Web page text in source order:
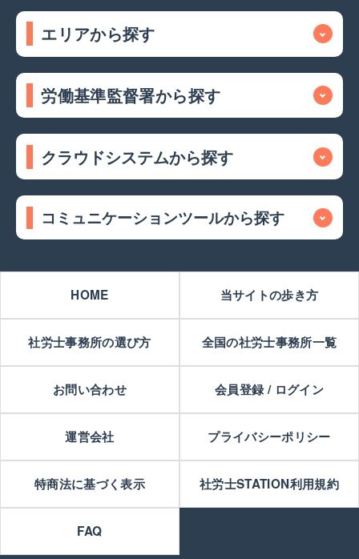
エリアから探す
労働基準監督署から探す
クラウドシステムから探す
コミュニケーションツールから探す
HOME 当サイトの歩き方
社労士事務所の選び方 全国の社労士事務所一覧
お問い合わせ 会員登録 / ログイン
運営会社 プライバシーポリシー
特商法に基づく表示 社労士STATION利用規約
FAQ